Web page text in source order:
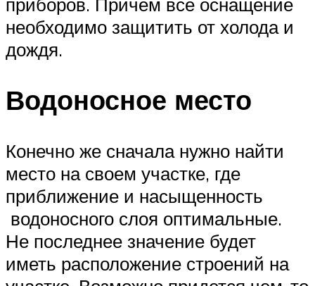
необходимо защитить от холода и
дождя.
Водоносное место
Конечно же сначала нужно найти
место на своем участке, где
приближение и насыщенность
водоносного слоя оптимальные.
Не последнее значение будет
иметь расположение строений на